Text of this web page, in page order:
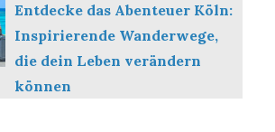
Entdecke das Abenteuer Köln:
Inspirierende Wanderwege,
die dein Leben verändern
können